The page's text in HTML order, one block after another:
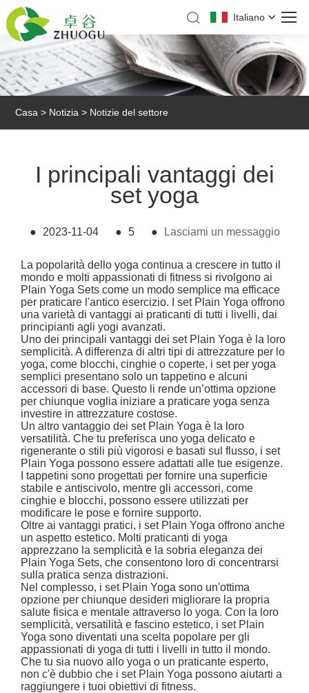
Italiano
Casa > Notizia > Notizie del settore
I principali vantaggi dei
set yoga
● 2023-11-04 ● 5 ● Lasciami un messaggio
La popolarità dello yoga continua a crescere in tutto il
mondo e molti appassionati di fitness si rivolgono ai
Plain Yoga Sets come un modo semplice ma efficace
per praticare l'antico esercizio. I set Plain Yoga offrono
una varietà di vantaggi ai praticanti di tutti i livelli, dai
principianti agli yogi avanzati.
Uno dei principali vantaggi dei set Plain Yoga è la loro
semplicità. A differenza di altri tipi di attrezzature per lo
yoga, come blocchi, cinghie o coperte, i set per yoga
semplici presentano solo un tappetino e alcuni
accessori di base. Questo li rende un’ottima opzione
per chiunque voglia iniziare a praticare yoga senza
investire in attrezzature costose.
Un altro vantaggio dei set Plain Yoga è la loro
versatilità. Che tu preferisca uno yoga delicato e
rigenerante o stili più vigorosi e basati sul flusso, i set
Plain Yoga possono essere adattati alle tue esigenze.
I tappetini sono progettati per fornire una superficie
stabile e antiscivolo, mentre gli accessori, come
cinghie e blocchi, possono essere utilizzati per
modificare le pose e fornire supporto.
Oltre ai vantaggi pratici, i set Plain Yoga offrono anche
un aspetto estetico. Molti praticanti di yoga
apprezzano la semplicità e la sobria eleganza dei
Plain Yoga Sets, che consentono loro di concentrarsi
sulla pratica senza distrazioni.
Nel complesso, i set Plain Yoga sono un'ottima
opzione per chiunque desideri migliorare la propria
salute fisica e mentale attraverso lo yoga. Con la loro
semplicità, versatilità e fascino estetico, i set Plain
Yoga sono diventati una scelta popolare per gli
appassionati di yoga di tutti i livelli in tutto il mondo.
Che tu sia nuovo allo yoga o un praticante esperto,
non c'è dubbio che i set Plain Yoga possono aiutarti a
raggiungere i tuoi obiettivi di fitness.